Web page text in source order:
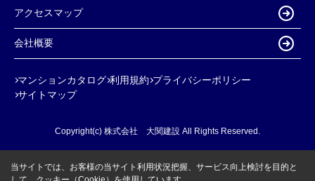
アクセスマップ
会社概要
マンションカタログ 利用規約 プライバシーポリシー
サイトマップ
Copyright(c) 株式会社 大関建設 All Rights Reserved.
当サイトでは、お客様の当サイト利用状況把握、サービス向上検討を目的と